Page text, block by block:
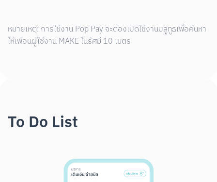
หมายเหตุ: การใช้งาน Pop Pay จะต้องเปิดใช้งานบลูทูธเพื่อค้นหา
ให้เพื่อนผู้ใช้งาน MAKE ในรัศมี 10 เมตร
To Do List